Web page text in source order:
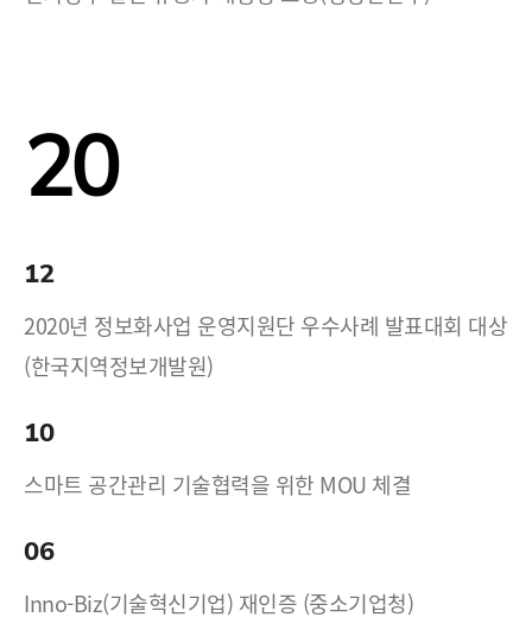
20
12
2020년 정보화사업 운영지원단 우수사례 발표대회 대상
(한국지역정보개발원)
10
스마트 공간관리 기술협력을 위한 MOU 체결
06
Inno-Biz(기술혁신기업) 재인증 (중소기업청)